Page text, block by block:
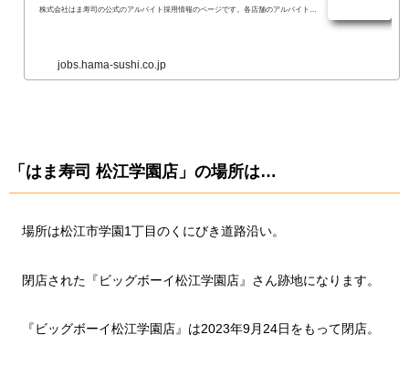
株式会社はま寿司の公式のアルバイト採用情報のページです。各店舗のアルバイト情
jobs.hama-sushi.co.jp
「はま寿司 松江学園店」の場所は…
場所は松江市学園1丁目のくにびき道路沿い。
閉店された『ビッグボーイ松江学園店』さん跡地になります。
『ビッグボーイ松江学園店』は2023年9月24日をもって閉店。